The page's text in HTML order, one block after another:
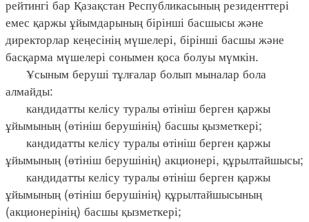
рейтингі бар Қазақстан Республикасының резиденттері
емес қаржы ұйымдарының бірінші басшысы және
директорлар кеңесінің мүшелері, бірінші басшы және
басқарма мүшелері сонымен қоса болуы мүмкін.
Ұсыным беруші тұлғалар болып мыналар бола
алмайды:
кандидатты келісу туралы өтініш берген қаржы
ұйымының (өтініш берушінің) басшы қызметкері;
кандидатты келісу туралы өтініш берген қаржы
ұйымының (өтініш берушінің) акционері, құрылтайшысы;
кандидатты келісу туралы өтініш берген қаржы
ұйымының (өтініш берушінің) құрылтайшысының
(акционерінің) басшы қызметкері;